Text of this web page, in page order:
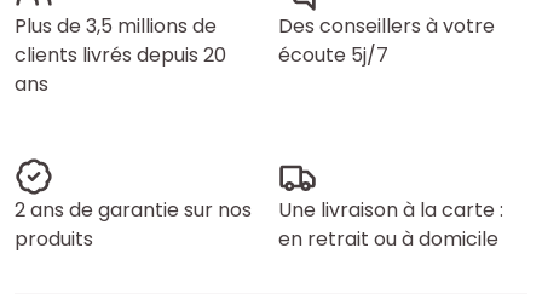
Plus de 3,5 millions de
clients livrés depuis 20
ans
Des conseillers à votre
écoute 5j/7
2 ans de garantie sur nos
produits
Une livraison à la carte :
en retrait ou à domicile